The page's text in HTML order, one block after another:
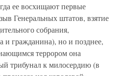
ее восхищают первые
Генеральных штатов, взятие
собрания,
и гражданина), но и позднее,
террором она
трибунал к милосердию (в